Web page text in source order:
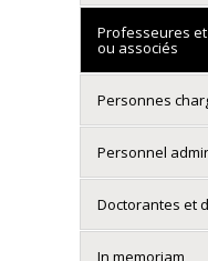
Professeures
ou associés
Personnes
Personnel
Doctorantes et
In memoriam